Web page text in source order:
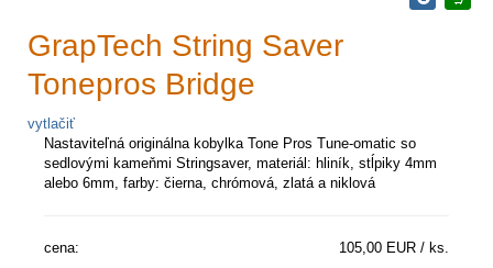
GrapTech String Saver
Tonepros Bridge
vytlačiť
Nastaviteľná originálna kobylka Tone Pros Tune-omatic so
sedlovými kameňmi Stringsaver, materiál: hliník, stĺpiky 4mm
alebo 6mm, farby: čierna, chrómová, zlatá a niklová
cena:
105,00 EUR / ks.